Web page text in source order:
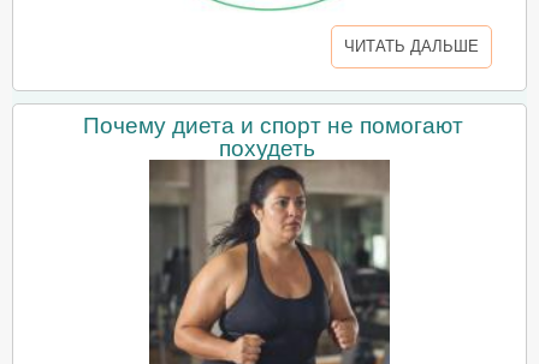
ЧИТАТЬ ДАЛЬШЕ
Почему диета и спорт не помогают
похудеть